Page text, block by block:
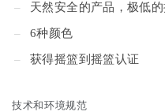
天然安全的产品，极低
6种颜色
获得摇篮到摇篮认证
技术和环境规范